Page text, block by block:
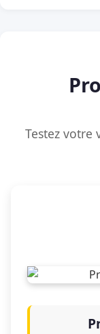
Testez votre